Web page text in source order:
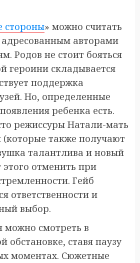
стороны» можно считать
авторами
Родов не стоит бояться
героини складывается
поддержка
Но, определенные
ребенка есть.
режиссуры Натали-мать
(которые также получают
талантлива и новый
этого отменить при
Гейб
ответственности и
выбор.
можно смотреть в
обстановке, ставя паузу
моментах. Сюжетные